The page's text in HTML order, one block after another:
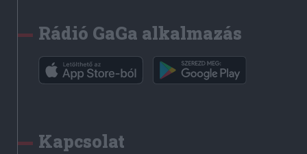
Rádió GaGa alkalmazás
Kapcsolat